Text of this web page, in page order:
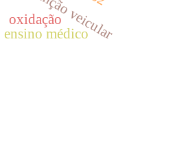
ensino médico
oxidação